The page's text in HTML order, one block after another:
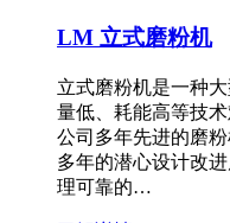
LM 立式磨粉机
立式磨粉机是一种
量低、耗能高等技
公司多年先进的磨
多年的潜心设计改
理可靠的…